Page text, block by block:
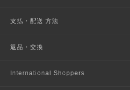
支払・配送 方法
返品・交換
International Shoppers